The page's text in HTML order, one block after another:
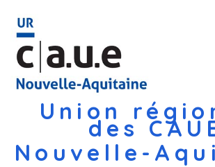
Union
des
Nouvelle-